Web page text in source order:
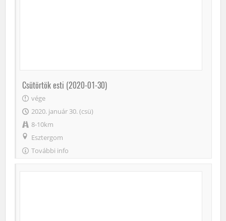
Csütörtök esti (2020-01-30)
vége
2020. január 30. (csü)
8-10km
Esztergom
További info